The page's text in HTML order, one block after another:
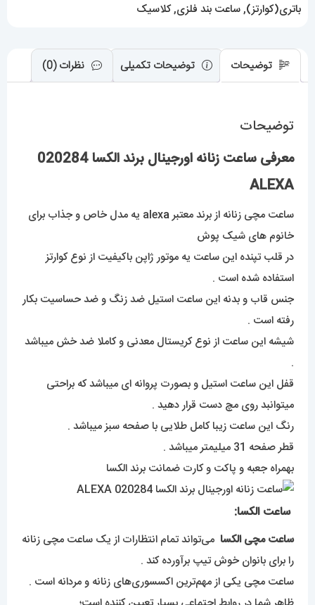
باتری(کوارتز),ساعت بند فلزی,کلاسیک
توضیحات توضیحات تکمیلی نظرات (0)
توضیحات
معرفی ساعت زنانه اورجینال برند الکسا 020284
ALEXA
ساعت مچی زنانه از برند معتبر alexa
یه مدل خاص و جذاب برای
خانوم های شیک پوش
در قلب تپنده این ساعت یه موتور ژاپن باکیفیت از نوع کوارتز
استفاده شده است .
جنس قاب و بدنه این ساعت استیل ضد زنگ و ضد حساسیت بکار
رفته است .
شیشه این ساعت از نوع کریستال معدنی و کاملا ضد خش میباشد
.
قفل این ساعت استیل و بصورت پروانه ای میباشد که براحتی
میتوانبد روی مچ دست قرار دهید .
رنگ این ساعت زیبا کامل طلایی با صفحه سبز میباشد .
قطر صفحه 31 میلیمتر میباشد .
بهمراه جعبه و پاکت و کارت ضمانت برند الکسا
ساعت الکسا:
ساعت مچی الکسا می‌تواند تمام انتظارات از یک ساعت مچی زنانه
را برای بانوان خوش تیپ برآورده کند .
ساعت مچی یکی از مهم‌ترین اکسسوری‌های زنانه و مردانه است .